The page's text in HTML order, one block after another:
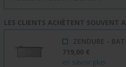
LES CLIENTS ACHÈTENT SOUVENT
ZENDURE -
719,00 €
en savoir plus